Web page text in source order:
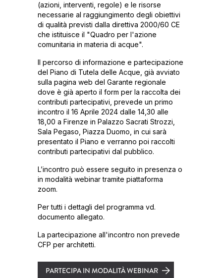
(azioni, interventi, regole) e le risorse
necessarie al raggiungimento degli obiettivi
di qualità previsti dalla direttiva 2000/60 CE
che istituisce il "Quadro per l'azione
comunitaria in materia di acque".
Il percorso di informazione e partecipazione
del Piano di Tutela delle Acque, già avviato
sulla pagina web del Garante regionale
dove è già aperto il form per la raccolta dei
contributi partecipativi, prevede un primo
incontro il 16 Aprile 2024 dalle 14,30 alle
18,00 a Firenze in Palazzo Sacrati Strozzi,
Sala Pegaso, Piazza Duomo, in cui sarà
presentato il Piano e verranno poi raccolti
contributi partecipativi dal pubblico.
L’incontro può essere seguito in presenza o
in modalità webinar tramite piattaforma
zoom.
Per tutti i dettagli del programma vd.
documento allegato.
La partecipazione all'incontro non prevede
CFP per architetti.
PARTECIPA IN MODALITÀ WEBINAR